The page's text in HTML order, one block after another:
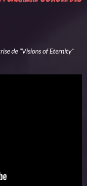
de "Visions of Eternity"